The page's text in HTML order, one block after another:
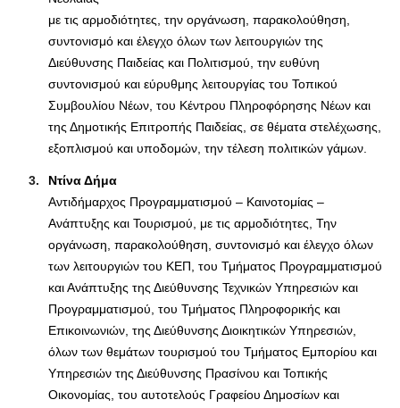
με τις αρμοδιότητες, την οργάνωση, παρακολούθηση,
συντονισμό και έλεγχο όλων των λειτουργιών της
Διεύθυνσης Παιδείας και Πολιτισμού, την ευθύνη
συντονισμού και εύρυθμης λειτουργίας του Τοπικού
Συμβουλίου Νέων, του Κέντρου Πληροφόρησης Νέων και
της Δημοτικής Επιτροπής Παιδείας, σε θέματα στελέχωσης,
εξοπλισμού και υποδομών, την τέλεση πολιτικών γάμων.
Ντίνα Δήμα
Αντιδήμαρχος Προγραμματισμού – Καινοτομίας –
Ανάπτυξης και Τουρισμού, με τις αρμοδιότητες, Την
οργάνωση, παρακολούθηση, συντονισμό και έλεγχο όλων
των λειτουργιών του ΚΕΠ, του Τμήματος Προγραμματισμού
και Ανάπτυξης της Διεύθυνσης Τεχνικών Υπηρεσιών και
Προγραμματισμού, του Τμήματος Πληροφορικής και
Επικοινωνιών, της Διεύθυνσης Διοικητικών Υπηρεσιών,
όλων των θεμάτων τουρισμού του Τμήματος Εμπορίου και
Υπηρεσιών της Διεύθυνσης Πρασίνου και Τοπικής
Οικονομίας, του αυτοτελούς Γραφείου Δημοσίων και